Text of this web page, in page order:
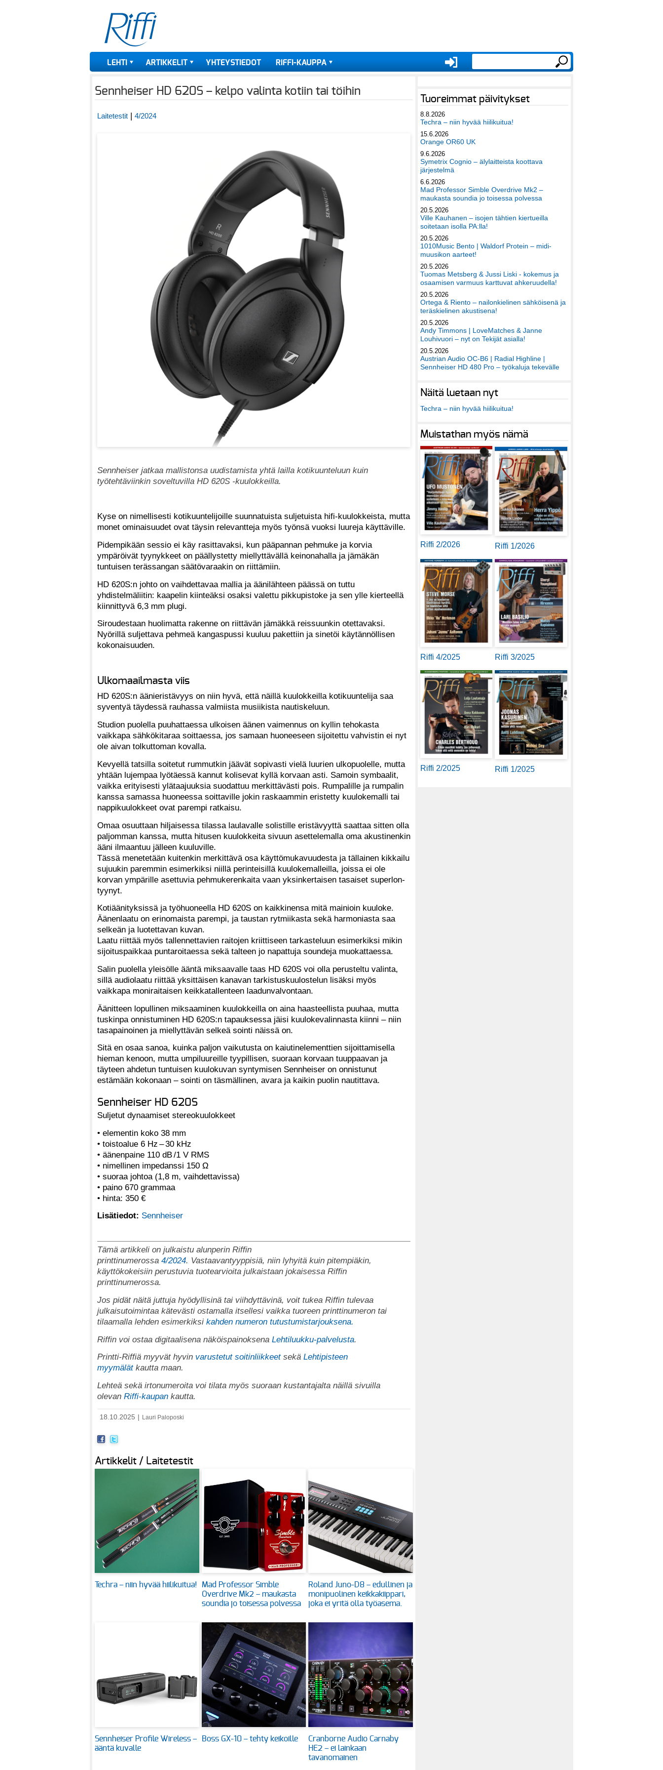
LEHTI ARTIKKELIT YHTEYSTIEDOT RIFFI-KAUPPA
Sennheiser HD 620S – kelpo valinta kotiin tai töihin
Laitetestit | 4/2024
Sennheiser jatkaa mallistonsa uudistamista yhtä lailla kotikuunteluun kuin
työtehtäviinkin soveltuvilla HD 620S -kuulokkeilla.
Kyse on nimellisesti kotikuuntelijoille suunnatuista suljetuista hifi-kuulokkeista, mutta
monet ominaisuudet ovat täysin relevantteja myös työnsä vuoksi luureja käyttäville.
Pidempikään sessio ei käy rasittavaksi, kun pääpannan pehmuke ja korvia
ympäröivät tyynykkeet on päällystetty miellyttävällä keinonahalla ja jämäkän
tuntuisen terässangan säätövaraakin on riittämiin.
HD 620S:n johto on vaihdettavaa mallia ja äänilähteen päässä on tuttu
yhdistelmäliitin: kaapelin kiinteäksi osaksi valettu pikkupistoke ja sen ylle kierteellä
kiinnittyvä 6,3 mm plugi.
Siroudestaan huolimatta rakenne on riittävän jämäkkä reissuunkin otettavaksi.
Nyörillä suljettava pehmeä kangaspussi kuuluu pakettiin ja sinetöi käytännöllisen
kokonaisuuden.
Ulkomaailmasta viis
HD 620S:n äänieristävyys on niin hyvä, että näillä kuulokkeilla kotikuuntelija saa
syventyä täydessä rauhassa valmiista musiikista nautiskeluun.
Studion puolella puuhattaessa ulkoisen äänen vaimennus on kyllin tehokasta
vaikkapa sähkökitaraa soittaessa, jos samaan huoneeseen sijoitettu vahvistin ei nyt
ole aivan tolkuttoman kovalla.
Kevyellä tatsilla soitetut rummutkin jäävät sopivasti vielä luurien ulkopuolelle, mutta
yhtään lujempaa lyötäessä kannut kolisevat kyllä korvaan asti. Samoin symbaalit,
vaikka erityisesti ylätaajuuksia suodattuu merkittävästi pois. Rumpalille ja rumpalin
kanssa samassa huoneessa soittaville jokin raskaammin eristetty kuulokemalli tai
nappikuulokkeet ovat parempi ratkaisu.
Omaa osuuttaan hiljaisessa tilassa laulavalle solistille eristävyyttä saattaa sitten olla
paljomman kanssa, mutta hitusen kuulokkeita sivuun asettelemalla oma akustinenkin
ääni ilmaantuu jälleen kuuluville.
Tässä menetetään kuitenkin merkittävä osa käyttömukavuudesta ja tällainen kikkailu
sujuukin paremmin esimerkiksi niillä perinteisillä kuulokemalleilla, joissa ei ole
korvan ympärille asettuvia pehmukerenkaita vaan yksinkertaisen tasaiset superlon-
tyynyt.
Kotiäänityksissä ja työhuoneella HD 620S on kaikkinensa mitä mainioin kuuloke.
Äänenlaatu on erinomaista parempi, ja taustan rytmiikasta sekä harmoniasta saa
selkeän ja luotettavan kuvan.
Laatu riittää myös tallennettavien raitojen kriittiseen tarkasteluun esimerkiksi mikin
sijoituspaikkaa puntaroitaessa sekä talteen jo napattuja soundeja muokattaessa.
Salin puolella yleisölle ääntä miksaavalle taas HD 620S voi olla perusteltu valinta,
sillä audiolaatu riittää yksittäisen kanavan tarkistuskuulostelun lisäksi myös
vaikkapa moniraitaisen keikkatallenteen laadunvalvontaan.
Äänitteen lopullinen miksaaminen kuulokkeilla on aina haasteellista puuhaa, mutta
tuskinpa onnistuminen HD 620S:n tapauksessa jäisi kuulokevalinnasta kiinni – niin
tasapainoinen ja miellyttävän selkeä sointi näissä on.
Sitä en osaa sanoa, kuinka paljon vaikutusta on kaiutinelementtien sijoittamisella
hieman kenoon, mutta umpiluureille tyypillisen, suoraan korvaan tuuppaavan ja
täyteen ahdetun tuntuisen kuulokuvan syntymisen Sennheiser on onnistunut
estämään kokonaan – sointi on täsmällinen, avara ja kaikin puolin nautittava.
Sennheiser HD 620S
Suljetut dynaamiset stereokuulokkeet
• elementin koko 38 mm
• toistoalue 6 Hz – 30 kHz
• äänenpaine 110 dB /1 V RMS
• nimellinen impedanssi 150 Ω
• suoraa johtoa (1,8 m, vaihdettavissa)
• paino 670 grammaa
• hinta: 350 €
Lisätiedot: Sennheiser
Tämä artikkeli on julkaistu alunperin Riffin
printtinumerossa 4/2024. Vastaavantyyppisiä, niin lyhyitä kuin pitempiäkin,
käyttökokeisiin perustuvia tuotearvioita julkaistaan jokaisessa Riffin
printtinumerossa.
Jos pidät näitä juttuja hyödyllisinä tai viihdyttävinä, voit tukea Riffin tulevaa
julkaisutoimintaa kätevästi ostamalla itsellesi vaikka tuoreen printtinumeron tai
tilaamalla lehden esimerkiksi kahden numeron tutustumistarjouksena.
Riffin voi ostaa digitaalisena näköispainoksena Lehtiluukku-palvelusta.
Printti-Riffiä myyvät hyvin varustetut soitinliikkeet sekä Lehtipisteen
myymälätkautta maan.
Lehteä sekä irtonumeroita voi tilata myös suoraan kustantajalta näillä sivuilla
olevan Riffi-kaupan kautta.
18.10.2025 | Lauri Paloposki
Artikkelit / Laitetestit
Techra – niin hyvää hiilikuitua!
Mad Professor Simble
Overdrive Mk2 – maukasta
soundia jo toisessa polvessa
Roland Juno-D8 – edullinen ja
monipuolinen keikkakiippari,
joka ei yritä olla työasema.
Sennheiser Profile Wireless –
ääntä kuvalle
Boss GX-10 – tehty keikoille
Cranborne Audio Carnaby
HE2 – ei lainkaan
tavanomainen
Tuoreimmat päivitykset
8.8.2026
Techra – niin hyvää hiilikuitua!
15.6.2026
Orange OR60 UK
9.6.2026
Symetrix Cognio – älylaitteista koottava
järjestelmä
6.6.2026
Mad Professor Simble Overdrive Mk2 –
maukasta soundia jo toisessa polvessa
20.5.2026
Ville Kauhanen – isojen tähtien kiertueilla
soitetaan isolla PA:lla!
20.5.2026
1010Music Bento | Waldorf Protein – midi-
muusikon aarteet!
20.5.2026
Tuomas Metsberg & Jussi Liski - kokemus ja
osaamisen varmuus karttuvat ahkeruudella!
20.5.2026
Ortega & Riento – nailonkielinen sähköisenä ja
teräskielinen akustisena!
20.5.2026
Andy Timmons | LoveMatches & Janne
Louhivuori – nyt on Tekijät asialla!
20.5.2026
Austrian Audio OC-B6 | Radial Highline |
Sennheiser HD 480 Pro – työkaluja tekevälle
Näitä luetaan nyt
Techra – niin hyvää hiilikuitua!
Muistathan myös nämä
Riffi 2/2026 Riffi 1/2026
Riffi 4/2025 Riffi 3/2025
Riffi 2/2025 Riffi 1/2025